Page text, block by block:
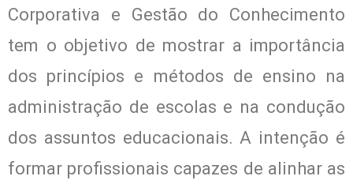
Corporativa e Gestão do Conhecimento
tem o objetivo de mostrar a importância
dos princípios e métodos de ensino na
administração de escolas e na condução
dos assuntos educacionais. A intenção é
formar profissionais capazes de alinhar as